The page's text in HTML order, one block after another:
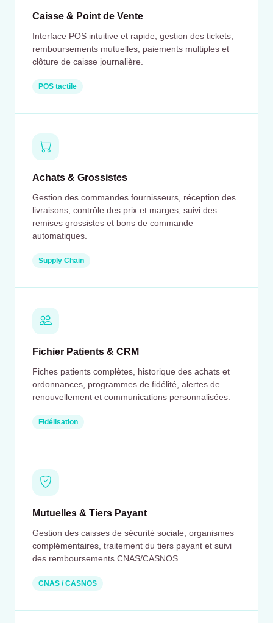
Caisse & Point de Vente
Interface POS intuitive et rapide, gestion des tickets,
remboursements mutuelles, paiements multiples et
clôture de caisse journalière.
POS tactile
Achats & Grossistes
Gestion des commandes fournisseurs, réception des
livraisons, contrôle des prix et marges, suivi des
remises grossistes et bons de commande
automatiques.
Supply Chain
Fichier Patients & CRM
Fiches patients complètes, historique des achats et
ordonnances, programmes de fidélité, alertes de
renouvellement et communications personnalisées.
Fidélisation
Mutuelles & Tiers Payant
Gestion des caisses de sécurité sociale, organismes
complémentaires, traitement du tiers payant et suivi
des remboursements CNAS/CASNOS.
CNAS / CASNOS